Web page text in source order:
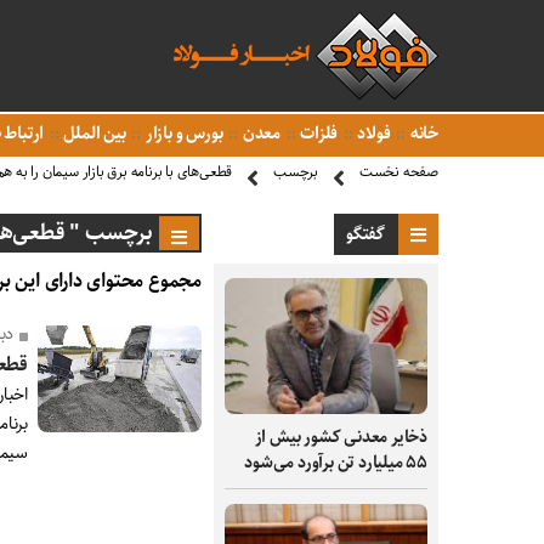
خانه فولاد فلزات معدن بورس و بازار بین الملل
صفحه نخست برچسب قطعی‌های با برنامه برق بازار سیمان را به
گفتگو
ذخایر معدنی کشور بیش از
۵۵ میلیارد تن برآورد می‌شود
برچسب " قطعی‌های
مجموع محتوای دارای این